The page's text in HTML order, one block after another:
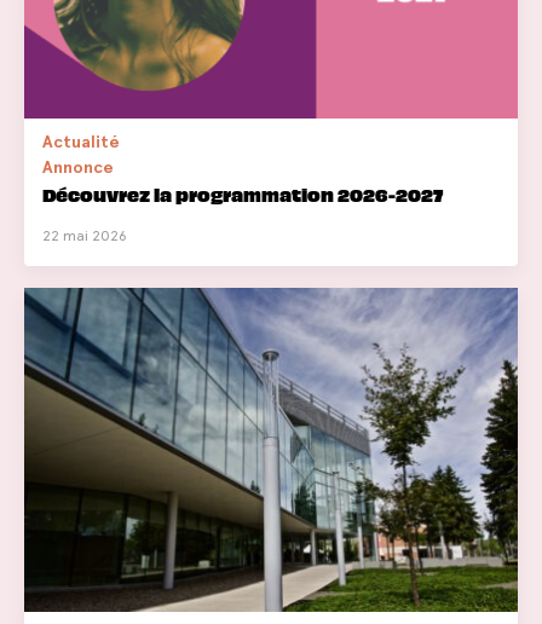
Actualité
Annonce
Découvrez la programmation 2026-2027
22 mai 2026